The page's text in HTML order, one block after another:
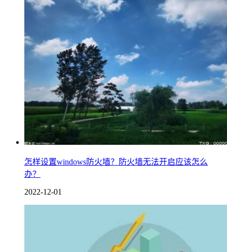
怎样设置windows防火墙？防火墙无法开启应该怎么
办？
2022-12-01